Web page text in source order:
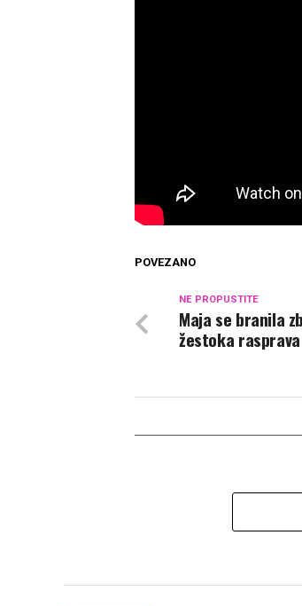
POVEZANO
NE PROPUSTITE
Maja se branila
žestoka